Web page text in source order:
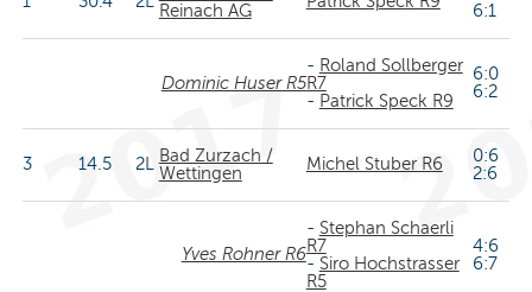
Reinach AG
6:1
Dominic Huser R5
- Roland Sollberger
R7
- Patrick Speck R9
6:0
6:2
3 14.5 2LBad Zurzach /
Wettingen
Michel Stuber R6
0:6
2:6
Yves Rohner R6
- Stephan Schaerli
R7
- Siro Hochstrasser
R5
4:6
6:7